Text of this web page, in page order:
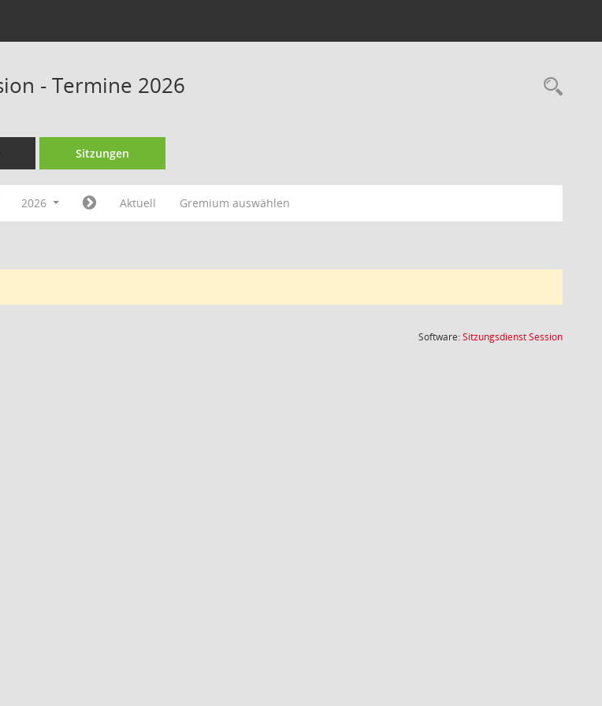
- Termine 2026
Sitzungen
2026 Aktuell Gremium auswählen
Software:SitzungsdienstSession(Wird in